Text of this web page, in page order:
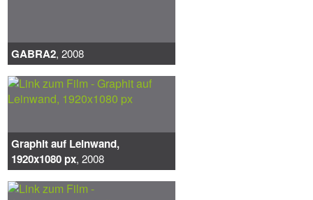
GABRA2, 2008
Graphit auf Leinwand,
1920x1080 px, 2008